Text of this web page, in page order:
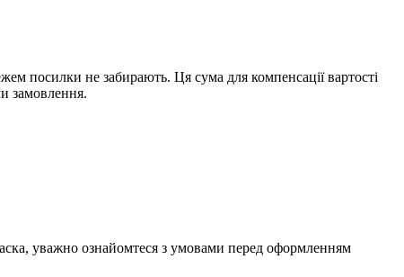
посилки не забирають. Ця сума для компенсації вартості
замовлення.
уважно ознайомтеся з умовами перед оформленням